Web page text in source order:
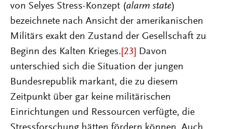
von Selyes Stress-Konzept (alarm state)
bezeichnete nach Ansicht der amerikanischen
Militärs exakt den Zustand der Gesellschaft zu
Beginn des Kalten Krieges. [23] Davon
unterschied sich die Situation der jungen
Bundesrepublik markant, die zu diesem
Zeitpunkt über gar keine militärischen
Einrichtungen und Ressourcen verfügte, die